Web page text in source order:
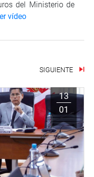
del Ministerio de
vídeo
SIGUIENTE
13
01